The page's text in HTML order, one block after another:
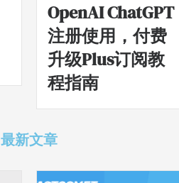
OpenAI ChatGPT
注册使用，付费
升级Plus订阅教
程指南
最新文章